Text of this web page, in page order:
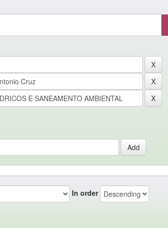
In order